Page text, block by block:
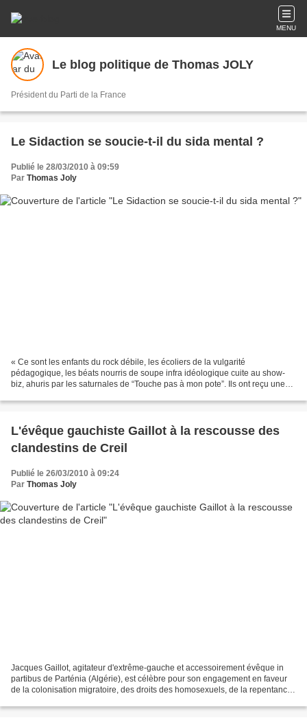
MENU
Le blog politique de Thomas JOLY
Président du Parti de la France
Le Sidaction se soucie-t-il du sida mental ?
Publié le 28/03/2010 à 09:59
Par Thomas Joly
« Ce sont les enfants du rock débile, les écoliers de la vulgarité
pédagogique, les béats nourris de soupe infra idéologique cuite au show-
biz, ahuris par les saturnales de “Touche pas à mon pote”. Ils ont reçu une
L'évêque gauchiste Gaillot à la rescousse des
clandestins de Creil
Publié le 26/03/2010 à 09:24
Par Thomas Joly
Jacques Gaillot, agitateur d'extrême-gauche et accessoirement évêque in
partibus de Parténia (Algérie), est célèbre pour son engagement en faveur
de la colonisation migratoire, des droits des homosexuels, de la repentance